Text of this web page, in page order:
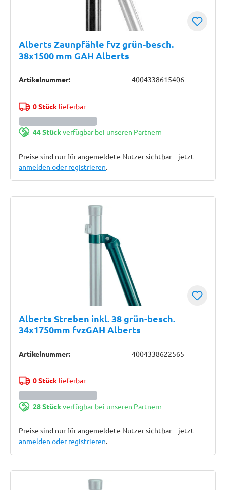
Alberts Zaunpfähle fvz grün-besch.
38x1500 mm GAH Alberts
Artikelnummer: 4004338615406
0 Stücklieferbar
44 Stückverfügbar bei unseren Partnern
Preise sind nur für angemeldete Nutzer sichtbar – jetzt
anmelden oder registrieren.
Alberts Streben inkl. 38 grün-besch.
34x1750mm fvzGAH Alberts
Artikelnummer: 4004338622565
0 Stücklieferbar
28 Stückverfügbar bei unseren Partnern
Preise sind nur für angemeldete Nutzer sichtbar – jetzt
anmelden oder registrieren.